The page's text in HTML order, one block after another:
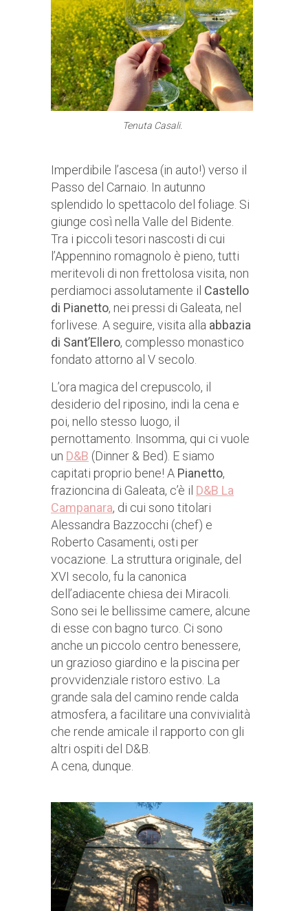
Tenuta Casali.
Imperdibile l’ascesa (in auto!) verso il
Passo del Carnaio. In autunno
splendido lo spettacolo del foliage. Si
giunge così nella Valle del Bidente.
Tra i piccoli tesori nascosti di cui
l’Appennino romagnolo è pieno, tutti
meritevoli di non frettolosa visita, non
perdiamoci assolutamente il Castello
di Pianetto, nei pressi di Galeata, nel
forlivese. A seguire, visita alla abbazia
di Sant’Ellero, complesso monastico
fondato attorno al V secolo.
L’ora magica del crepuscolo, il
desiderio del riposino, indi la cena e
poi, nello stesso luogo, il
pernottamento. Insomma, qui ci vuole
un D&B (Dinner & Bed). E siamo
capitati proprio bene! A Pianetto,
frazioncina di Galeata, c’è il D&B La
Campanara, di cui sono titolari
Alessandra Bazzocchi (chef) e
Roberto Casamenti, osti per
vocazione. La struttura originale, del
XVI secolo, fu la canonica
dell’adiacente chiesa dei Miracoli.
Sono sei le bellissime camere, alcune
di esse con bagno turco. Ci sono
anche un piccolo centro benessere,
un grazioso giardino e la piscina per
provvidenziale ristoro estivo. La
grande sala del camino rende calda
atmosfera, a facilitare una convivialità
che rende amicale il rapporto con gli
altri ospiti del D&B.
A cena, dunque.